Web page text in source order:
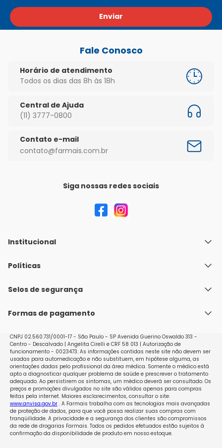
Enviar
Fale Conosco
Horário de atendimento
Todos os dias das 8h às 18h
Central de Ajuda
(11) 3777-0800
Contato e-mail
contato@farmais.com.br
Siga nossas redes sociais
Institucional
Quem Somos
Nossas lojas
Políticas
Política de Envio
Políticas de Trocas e Devoluções
Selos de segurança
Formas de pagamento
CNPJ 02.560.731/0001-17 - São Paulo - SP Avenida Guerino Oswaldo 313 -
Centro - Descalvado | Angelita Cirelli e CRF 58 013 | Autorização de
funcionamento - 0023473. As informações contidas neste site não devem ser
usadas para automedicação e não substituem, em hipótese alguma, as
orientações dadas pelo profissional da área médica. Somente o médico está
apto a diagnosticar qualquer problema de saúde e prescrever o tratamento
adequado. Ao persistirem os sintomas, um médico deverá ser consultado. Os
preços e promoções divulgados no site são válidos apenas para compras
feitas pela internet. Maiores esclarecimentos, consultar o site:
www.anvisa.gov.br. A Farmais trabalha com as tecnologias mais avançadas
de proteção de dados, para que você possa realizar suas compras com
tranqüilidade. A privacidade e a segurança dos clientes são compromissos
da rede de drogarias Farmais. Todos os pedidos efetuados estão sujeitos à
confirmação da disponibilidade de produto em nosso estoque.